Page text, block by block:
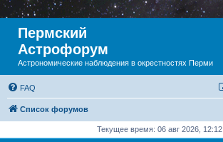
Пермский
Астрофорум
Астрономические наблюдения в окрестностях Перми
FAQ
Список форумов
Текущее время: 06 авг 2026, 12:12